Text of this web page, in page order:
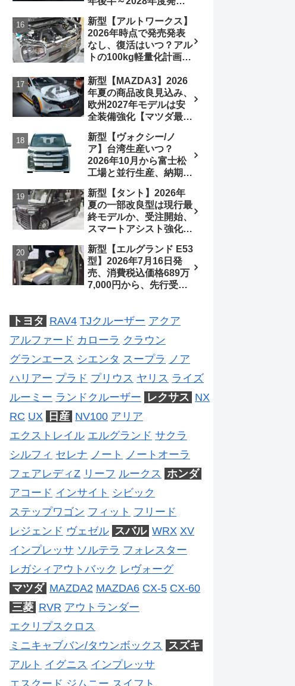
備の要望も
米ローグe-POWERは
2026年後半投入へ
新型【アルトワークス】
2026年時点で発売発表
なし、復活はいつ？アル
トの100kg軽量化計画は
処、5MTターボとアルト
スピリットに期待【スズ
キ最新情報】
新型【MAZDA3】2026
年夏の商品改良見込み、
欧州2027年モデルは安
全装備強化【マツダ最新
ジは2028年以降予想
新型【ヴォクシー/ノ
ア】台湾生産いつ？
2026年10月から富士松
工場と並行生産、納期短
2026年5月6日マイナー
チェンジ、価格 NOAH
326万1500円、VOXY
375万1000円、特別仕様
車 WxBと煌の追加に期
待、S-Zに12.3インチメ
ーター
新型【タント】2026年
夏の一部改良型は現行最
終モデルか、受注開始、
スマートアシスト強化と
フルモデルチェンジ予想
【ダイハツ最新情報】
新型【エルグランド E53
型】2026年7月16日発
売、消費税込価格689万
7,000円から、先行受注
＋e-4ORCEを全車採
発売
トヨタ RAV4 TJクルーザー アクア
アルファード カローラ クラウン
グランエース シエンタ スープラ
ノア
ハリアー プラド プリウス ヤリス ライズ
ルーミー ランドクルーザー レクサス NX
RC UX 日産 NV100 アリア
エクストレイル エルグランド サクラ
シルフィ セレナ ノート
ノートオーラ
フェアレディZ リーフ ルークス ホンダ
アコード インサイト シビック
ステップワゴン フィット フリード
レジェンド ヴェゼル スバル WRX XV
インプレッサ ソルテラ フォレスター
レガシィアウトバック レヴォーグ
マツダ MAZDA2 MAZDA6 CX-5 CX-60
三菱 RVR アウトランダー
エクリプスクロス
ミニキャブバン/タウンボックス
スズキ
アルト イグニス インプレッサ
エスクード ジムニー スイフト